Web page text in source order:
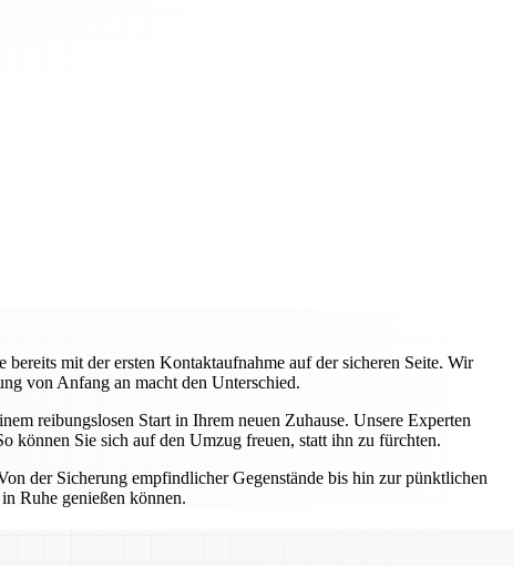
mit der ersten Kontaktaufnahme auf der sicheren Seite. Wir
von Anfang an macht den Unterschied.
reibungslosen Start in Ihrem neuen Zuhause. Unsere Experten
können Sie sich auf den Umzug freuen, statt ihn zu fürchten.
der Sicherung empfindlicher Gegenstände bis hin zur pünktlichen
Ruhe genießen können.